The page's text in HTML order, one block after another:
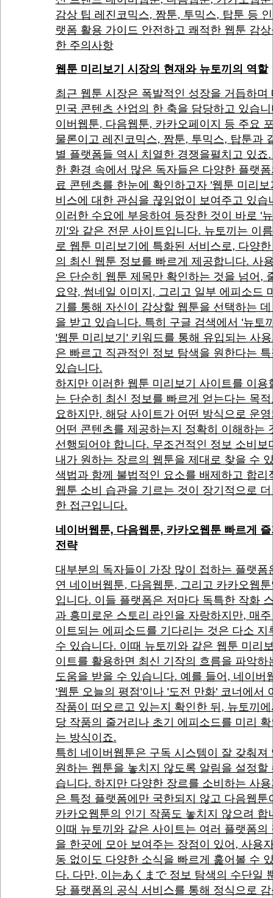
감상 팁 레진코믹스, 짬툰, 투믹스, 탑툰 등
랫폼 활용 가이드 안전하고 쾌적한 웹툰 감
한 주의사항
웹툰 미리보기 시장의 현재와 뉴토끼의 역할
최근 웹툰 시장은 폭발적인 성장을 거듭하며
민국 콘텐츠 산업의 한 축을 담당하고 있습
이버웹툰, 다음웹툰, 카카오페이지 등 주요
물론이고 레진코믹스, 짬툰, 투믹스, 탑툰과
별 플랫폼들 역시 치열한 경쟁을펼치고 있죠
한 환경 속에서 많은 독자들은 다양한 플랫
료 콘텐츠를 한눈에 확인하고자 '웹툰 미리보
비스에 대한 관심을 끊임없이 보여주고 있습
이러한 수요에 부응하여 등장한 것이 바로 '
끼'와 같은 전문 사이트입니다. 뉴토끼는 이
로 웹툰 미리보기에 특화된 서비스로, 다양
의 최신 웹툰 정보를 빠르게 제공합니다. 사
은 단순히 웹툰 제목만 확인하는 것을 넘어,
요약, 썸네일 이미지, 그리고 일부 에피소드
기를 통해 자신이 감상할 웹툰을 선택하는
을 받고 있습니다. 특히 구글 검색에서 '뉴토
'웹툰 미리보기' 키워드를 통해 유입되는 사
은 빠르고 직관적인 정보 탐색을 원한다는
있습니다.
하지만 이러한 웹툰 미리보기 사이트를 이용
는 단순히 최신 정보를 빠르게 얻는다는 목
요하지만, 해당 사이트가 어떤 방식으로 운
어떤 콘텐츠를 제공하는지 정확히 이해하는
선행되어야 합니다. 무조건적인 정보 소비보
내가 원하는 장르의 웹툰을 제대로 찾을 수
색법과 함께 불법적인 요소를 배제하고 합리
웹툰 소비 습관을 기르는 것이 장기적으로
한 접근입니다.
네이버웹툰, 다음웹툰, 카카오웹툰 빠르게
전략
대부분의 독자들이 가장 많이 접하는 플랫폼
연 네이버웹툰, 다음웹툰, 그리고 카카오웹
입니다. 이들 플랫폼은 저마다 독특한 작화
과 흥미로운 스토리 라인을 자랑하지만, 매
이트되는 에피소드를 기다리는 것은 다소 지
수 있습니다. 이때 뉴토끼와 같은 웹툰 미리
이트를 활용하면 최신 기작의 흐름을 파악하
도움을 받을 수 있습니다. 예를 들어, 네이버
'웹툰 오늘의 평점'이나 '도전 만화' 코너에서
작품이 떠오르고 있는지 확인한 뒤, 뉴토끼
당 작품의 줄거리나 초기 에피소드를 미리
는 방식이죠.
특히 네이버웹툰은 구독 시스템이 잘 갖춰져
원하는 웹툰을 놓치지 않도록 알림을 설정할
습니다. 하지만 다양한 장르를 소비하는 사
은 특정 플랫폼에만 국한되지 않고 다음웹툰
카카오웹툰의 인기 작품도 놓치지 않으려 합
이때 뉴토끼와 같은 사이트는 여러 플랫폼의
을 한곳에 모아 보여주는 장점이 있어, 사용
동 없이도 다양한 소식을 빠르게 훑어볼 수
다. 다만, 이는あくまで 정보 탐색의 수단일
당 플랫폼의 공식 서비스를 통해 정식으로